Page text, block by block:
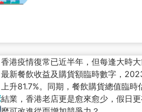
香港疫情復常已近半年，但每逢大時
最新餐飲收益及購貨額臨時數字，
上升81.7%。同期，餐飲購貨總值臨
結業，香港老店更是愈來愈少，假日